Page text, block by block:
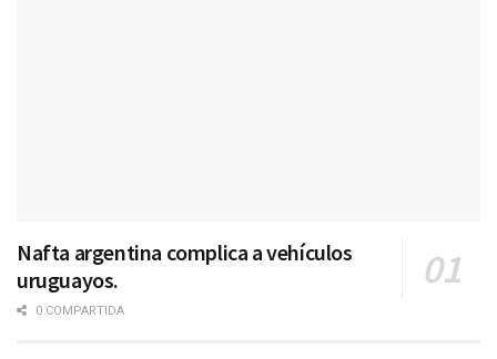
Nafta argentina complica a vehículos
uruguayos.
0 COMPARTIDA